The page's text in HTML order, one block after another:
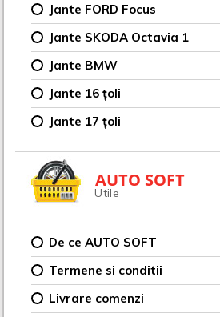
Jante FORD Focus
Jante SKODA Octavia 1
Jante BMW
Jante 16 țoli
Jante 17 țoli
AUTO SOFT
Utile
De ce AUTO SOFT
Termene si conditii
Livrare comenzi